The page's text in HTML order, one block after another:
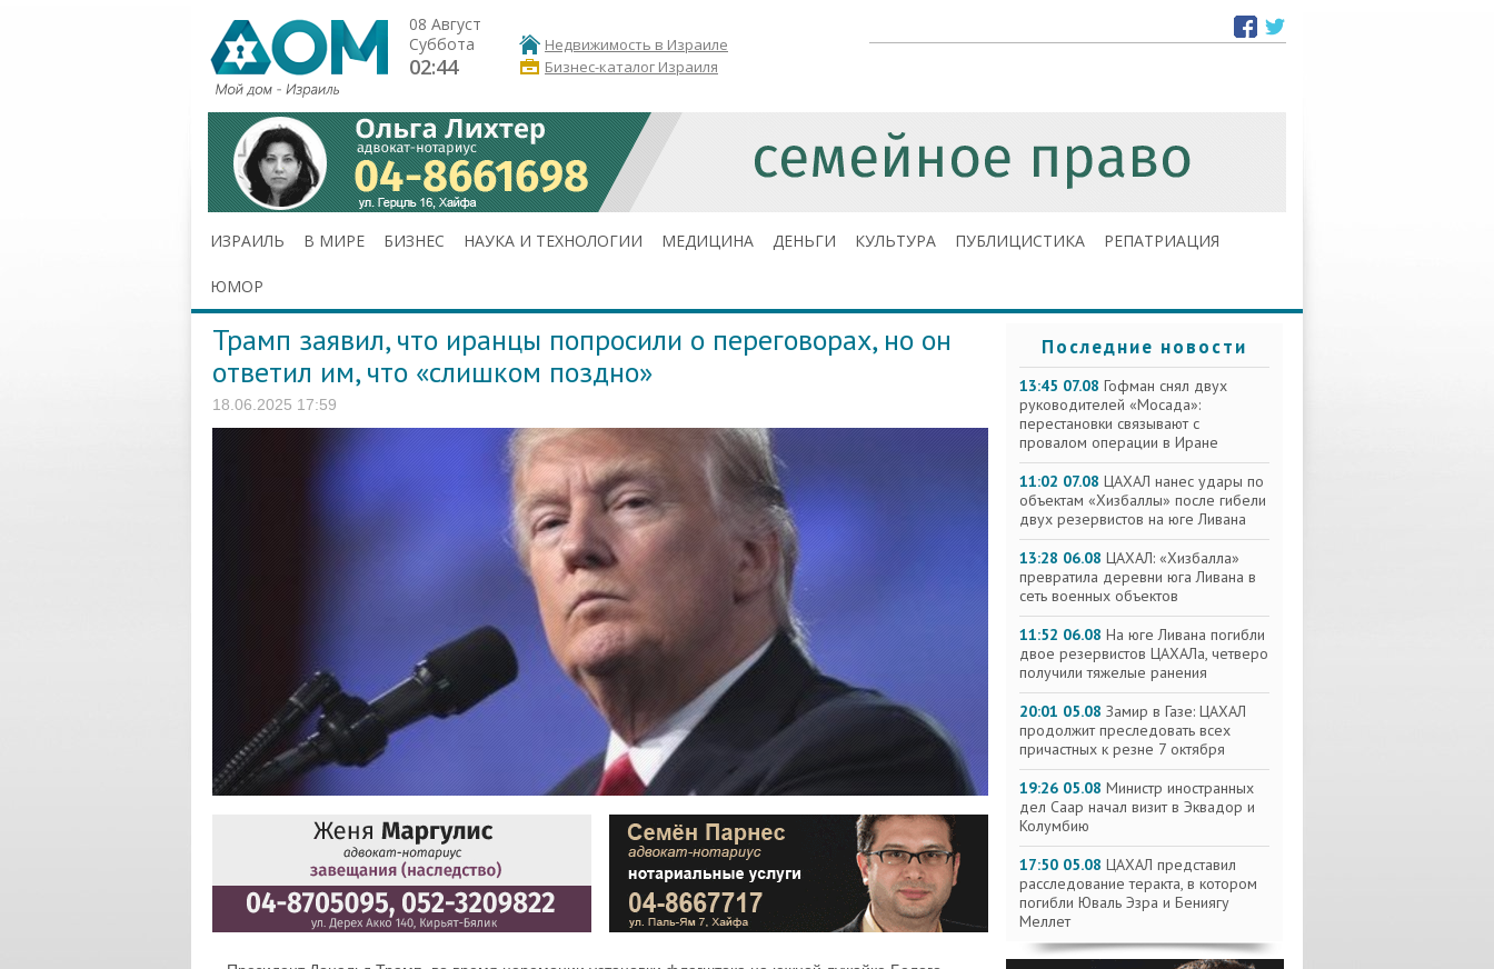
08 Август
Суббота
02:44
Недвижимость в Израиле
Бизнес-каталог Израиля
ИЗРАИЛЬ В МИРЕ БИЗНЕС НАУКА И ТЕХНОЛОГИИ МЕДИЦИНА ДЕНЬГИ КУЛЬТУРА ПУБЛИЦИСТИКА РЕПАТРИАЦИЯ
ЮМОР
Трамп заявил, что иранцы попросили о переговорах, но он
ответил им, что «слишком поздно»
18.06.2025 17:59
Последние новости
13:45 07.08 Гофман снял двух
руководителей «Мосада»:
перестановки связывают с
провалом операции в Иране
11:02 07.08 ЦАХАЛ нанес удары по
объектам «Хизбаллы» после гибели
двух резервистов на юге Ливана
13:28 06.08 ЦАХАЛ: «Хизбалла»
превратила деревни юга Ливана в
сеть военных объектов
11:52 06.08 На юге Ливана погибли
двое резервистов ЦАХАЛа, четверо
получили тяжелые ранения
20:01 05.08 Замир в Газе: ЦАХАЛ
продолжит преследовать всех
причастных к резне 7 октября
19:26 05.08 Министр иностранных
дел Саар начал визит в Эквадор и
Колумбию
17:50 05.08 ЦАХАЛ представил
расследование теракта, в котором
погибли Юваль Эзра и Бениягу
Меллет